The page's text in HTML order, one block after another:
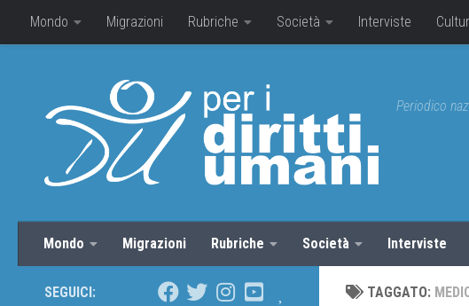
Mondo Migrazioni Rubriche Società Interviste
Periodico
Mondo Migrazioni Rubriche Società Interviste
TAGGATO:
SEGUICI: